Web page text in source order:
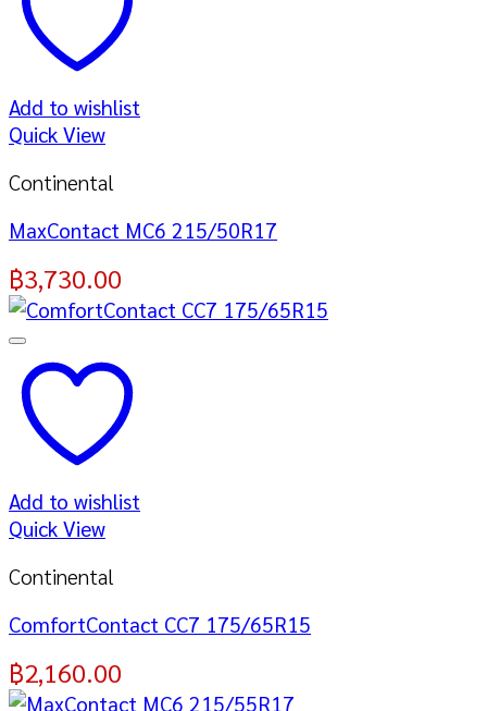
Add to wishlist
Quick View
Continental
MaxContact MC6 215/50R17
฿3,730.00
Add to wishlist
Quick View
Continental
ComfortContact CC7 175/65R15
฿2,160.00